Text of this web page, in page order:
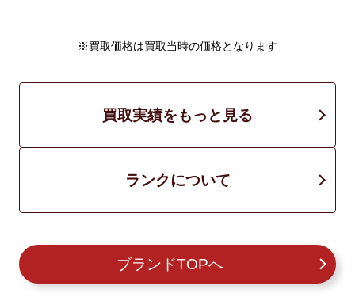
※買取価格は買取当時の価格となります
買取実績をもっと見る
ランクについて
ブランドTOPへ